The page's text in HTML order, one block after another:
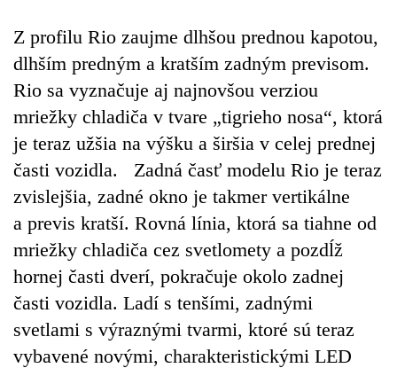
Z profilu Rio zaujme dlhšou prednou kapotou,
dlhším predným a kratším zadným previsom.
Rio sa vyznačuje aj najnovšou verziou
mriežky chladiča v tvare „tigrieho nosa“, ktorá
je teraz užšia na výšku a širšia v celej prednej
časti vozidla.
Zadná časť modelu Rio je teraz
zvislejšia, zadné okno je takmer vertikálne
a previs kratší. Rovná línia, ktorá sa tiahne od
mriežky chladiča cez svetlomety a pozdĺž
hornej časti dverí, pokračuje okolo zadnej
časti vozidla. Ladí s tenšími, zadnými
svetlami s výraznými tvarmi, ktoré sú teraz
vybavené novými, charakteristickými LED